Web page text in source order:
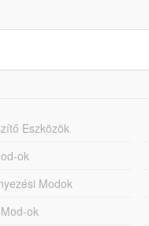
Eszközök
ok
Modok
ok